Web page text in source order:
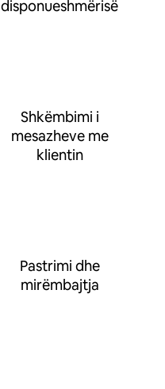
disponueshmërisë
Shkëmbimi i
mesazheve me
klientin
Pastrimi dhe
mirëmbajtja